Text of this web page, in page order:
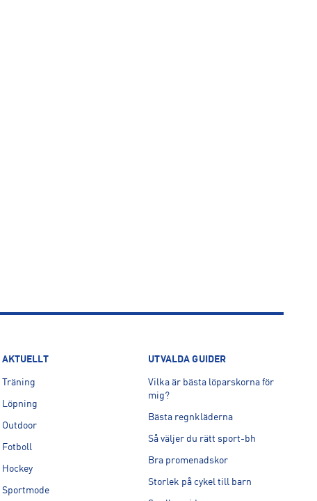
AKTUELLT
Träning
Löpning
Outdoor
Fotboll
Hockey
Sportmode
UTVALDA GUIDER
Vilka är bästa löparskorna för
mig?
Bästa regnkläderna
Så väljer du rätt sport-bh
Bra promenadskor
Storlek på cykel till barn